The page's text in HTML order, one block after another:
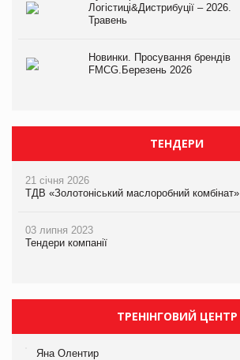
Логістиці&Дистрибуції – 2026.
Травень
Новинки. Просування брендів
FMCG.Березень 2026
ТЕНДЕРИ
21 січня 2026
ТДВ «Золотоніський маслоробний комбінат»
03 липня 2023
Тендери компанії
ТРЕНІНГОВИЙ ЦЕНТР
Яна Олентир